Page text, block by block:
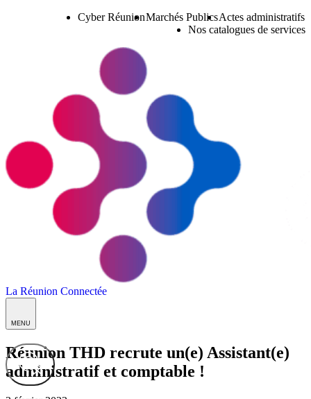
Cyber RéunionMarchés PublicsActes administratifs
Nos catalogues de services
La Réunion Connectée
MENU
Réunion THD recrute un(e) Assistant(e)
administratif et comptable !